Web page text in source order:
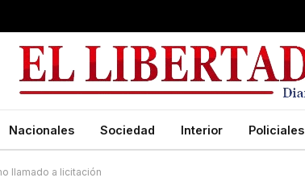
Nacionales Sociedad Interior Policiales
llamado a licitación